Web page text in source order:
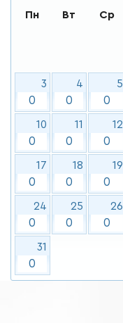
Пн Вт Ср
3
0
4
0
5
0
10
0
11
0
12
0
17
0
18
0
19
0
24
0
25
0
26
0
31
0